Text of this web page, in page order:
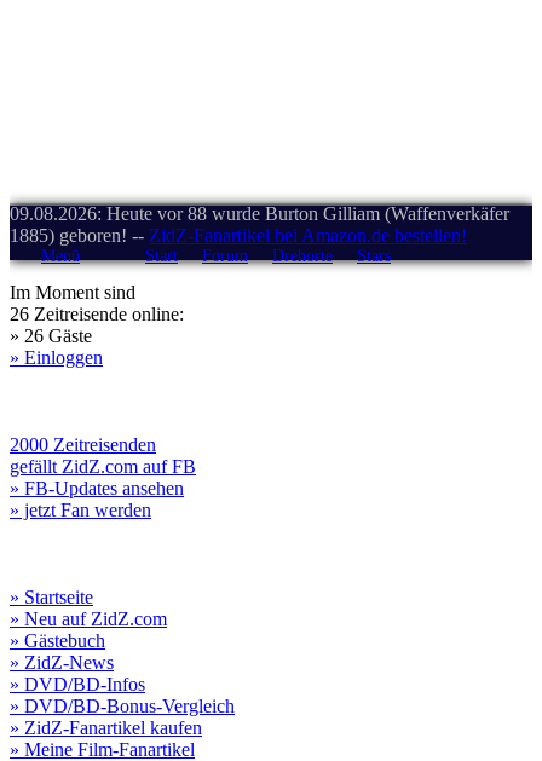
09.08.2026: Heute vor 88 wurde Burton Gilliam (Waffenverkäfer
1885) geboren! -- ZidZ-Fanartikel bei Amazon.de bestellen!
Menü Start Forum Drehorte Stars
Im Moment sind
26 Zeitreisende online:
» 26 Gäste
» Einloggen
2000 Zeitreisenden
gefällt ZidZ.com auf FB
» FB-Updates ansehen
» jetzt Fan werden
» Startseite
» Neu auf ZidZ.com
» Gästebuch
» ZidZ-News
» DVD/BD-Infos
» DVD/BD-Bonus-Vergleich
» ZidZ-Fanartikel kaufen
» Meine Film-Fanartikel